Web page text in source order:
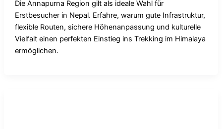
Die Annapurna Region gilt als ideale Wahl für
Erstbesucher in Nepal. Erfahre, warum gute Infrastruktur,
flexible Routen, sichere Höhenanpassung und kulturelle
Vielfalt einen perfekten Einstieg ins Trekking im Himalaya
ermöglichen.